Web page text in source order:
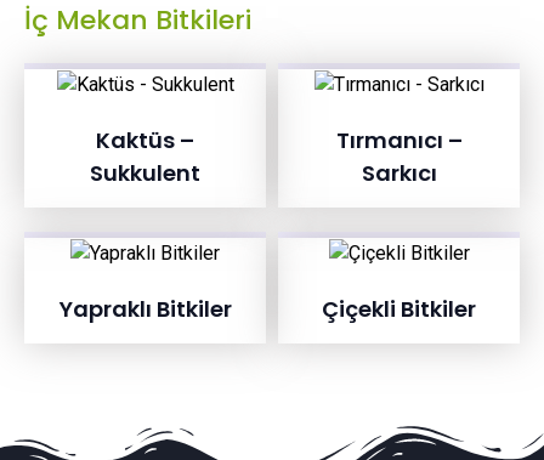
İç Mekan Bitkileri
Kaktüs –
Sukkulent
Tırmanıcı –
Sarkıcı
Yapraklı Bitkiler Çiçekli Bitkiler